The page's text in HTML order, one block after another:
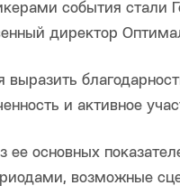
события стали
директор
выразить
и активное
ее основных
возможные